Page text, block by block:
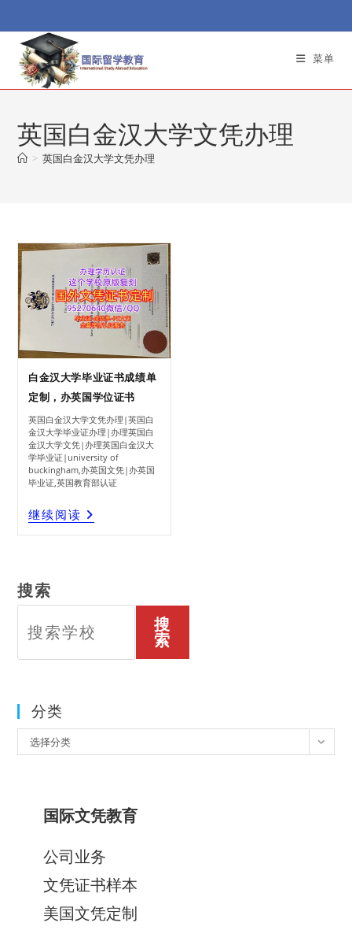
to
content
菜单
英国白金汉大学文凭办理
> 英国白金汉大学文凭办理
白金汉大学毕业证书成绩单
定制，办英国学位证书
英国白金汉大学文凭办理|英国白
金汉大学毕业证办理|办理英国白
金汉大学文凭|办理英国白金汉大
学毕业证|university of
buckingham,办英国文凭|办英国
毕业证,英国教育部认证
继续阅读 白
金
汉
学
搜索
搜
索
分类
类
选择分类
国际文凭教育
公司业务
文凭证书样本
美国文凭定制